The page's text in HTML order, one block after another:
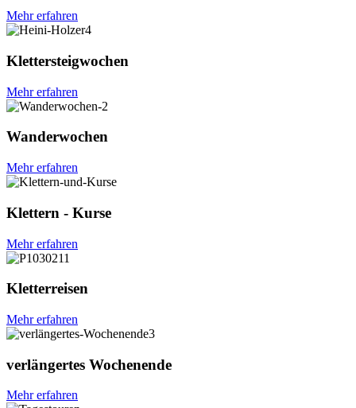
Mehr erfahren
Klettersteigwochen
Mehr erfahren
Wanderwochen
Mehr erfahren
Klettern - Kurse
Mehr erfahren
Kletterreisen
Mehr erfahren
verlängertes Wochenende
Mehr erfahren